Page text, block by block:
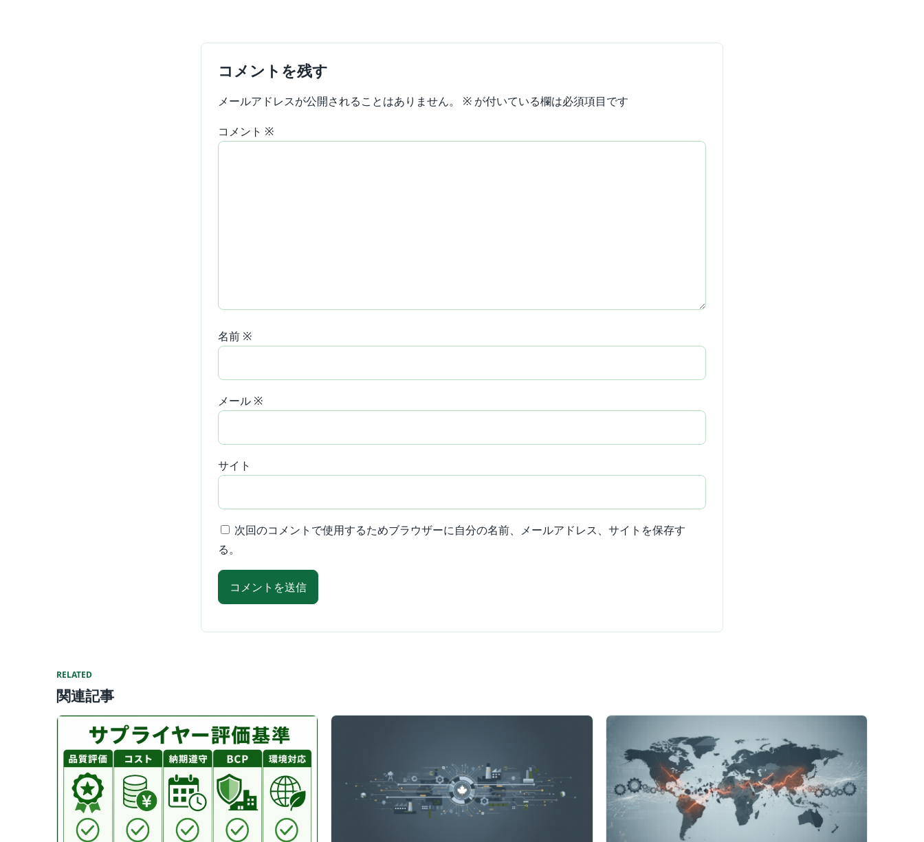
コメントを残す
メールアドレスが公開されることはありません。 ※ が付いている欄は必須項目です
コメント ※
名前 ※
メール ※
サイト
次回のコメントで使用するためブラウザーに自分の名前、メールアドレス、サイトを保存す
る。
RELATED
関連記事